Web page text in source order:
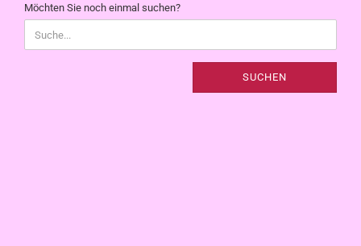
MÖCHTEN
SIE
NOCH
EINMAL
Möchten Sie noch einmal suchen?
SUCHEN